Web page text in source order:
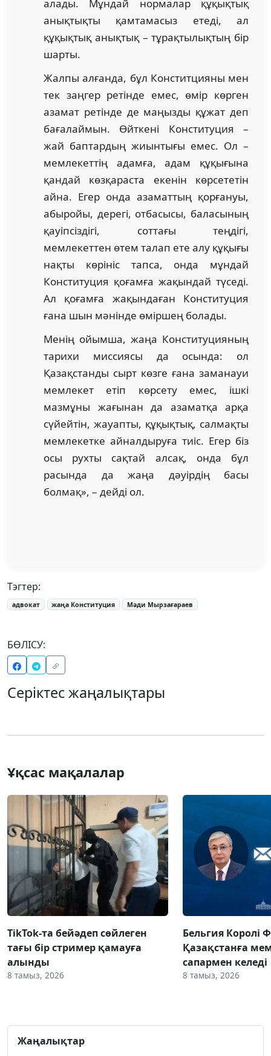
алады. Мұндай нормалар құқықтық
анықтықты қамтамасыз етеді, ал
құқықтық анықтық – тұрақтылықтың бір
шарты.
Жалпы алғанда, бұл Конститцияны мен
тек заңгер ретінде емес, өмір көрген
азамат ретінде де маңызды құжат деп
бағалаймын. Өйткені Конституция –
жай баптардың жиынтығы емес. Ол –
мемлекеттің адамға, адам құқығына
қандай көзқараста екенін көрсететін
айна. Егер онда азаматтың қорғануы,
абыройы, дерегі, отбасысы, баласының
қауіпсіздігі, соттағы теңдігі,
мемлекеттен өтем талап ете алу құқығы
нақты көрініс тапса, онда мұндай
Конституция қоғамға жақындай түседі.
Ал қоғамға жақындаған Конституция
ғана шын мәнінде өміршең болады.
Менің ойымша, жаңа Конституцияның
тарихи миссиясы да осында: ол
Қазақстанды сырт көзге ғана заманауи
мемлекет етіп көрсету емес, ішкі
мазмұны жағынан да азаматқа арқа
сүйейтін, жауапты, құқықтық, салмақты
мемлекетке айналдыруға тиіс. Егер біз
осы рухты сақтай алсақ, онда бұл
расында да жаңа дәуірдің басы
болмақ», – дейді ол.
Тэгтер:
адвокат жаңа Конституция Мәди Мырзағараев
БӨЛІСУ:
Серіктес жаңалықтары
Ұқсас мақалалар
TikTok-та бейәдеп сөйлеген
тағы бір стример қамауға
алынды
8 тамыз, 2026
Бельгия Королі
Қазақстанға
сапармен келеді
8 тамыз, 2026
Жаңалықтар